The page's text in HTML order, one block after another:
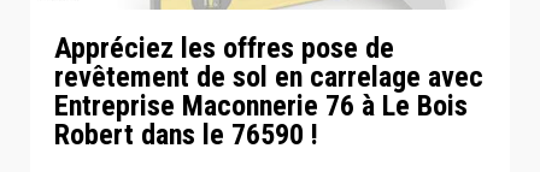
Appréciez les offres pose de
revêtement de sol en carrelage avec
Entreprise Maconnerie 76 à Le Bois
Robert dans le 76590 !